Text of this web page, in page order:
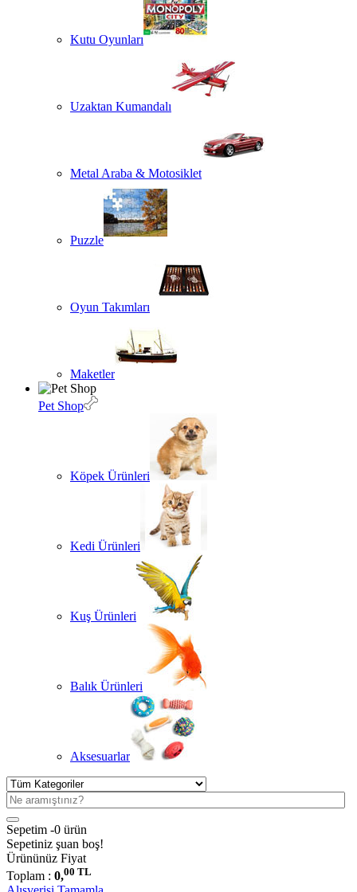
Kutu Oyunları
Uzaktan Kumandalı
Metal Araba & Motosiklet
Puzzle
Oyun Takımları
Maketler
Pet Shop
Köpek Ürünleri
Kedi Ürünleri
Kuş Ürünleri
Balık Ürünleri
Aksesuarlar
Sepetim -0 ürün
Sepetiniz şuan boş!
Ürününüz Fiyat
Toplam : 0,00 TL